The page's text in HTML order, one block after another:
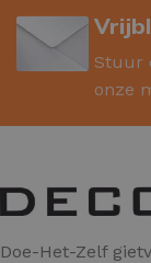
Stuur
onze
Doe-Het-Zelf